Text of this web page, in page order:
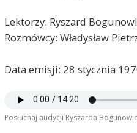
Lektorzy: Ryszard
Rozmówcy: Władysław
Data emisji: 28 stycznia
Posłuchaj audycji Ryszarda